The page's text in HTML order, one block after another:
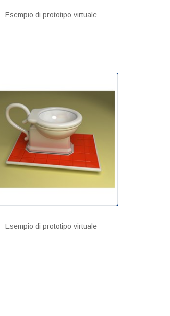
Esempio di prototipo virtuale
Esempio di prototipo virtuale